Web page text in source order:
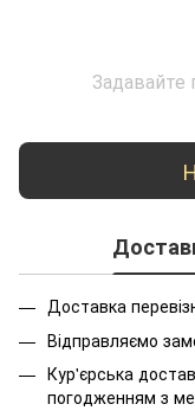
Задавайте
Доставка
Відправляємо
Кур'єрська
погодженням з